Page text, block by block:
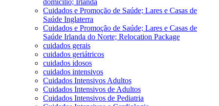
Cuidados e Promoção de Saúde; Lares e Casas de
Saúde Inglaterra
Cuidados e Promoção de Saúde; Lares e Casas de
Saúde Irlanda do Norte; Relocation Package
cuidados gerais
cuidados geriátricos
cuidados idosos
cuidados intensivos
Cuidados Intensivos Adultos
Cuidados Intensivos de Adultos
Cuidados Intensivos de Pediatria